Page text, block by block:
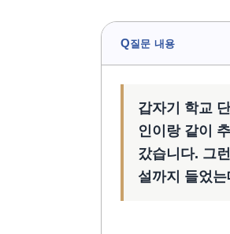
Q질문 내용
갑자기 학교
인이랑 같이
갔습니다. 그
설까지 들었